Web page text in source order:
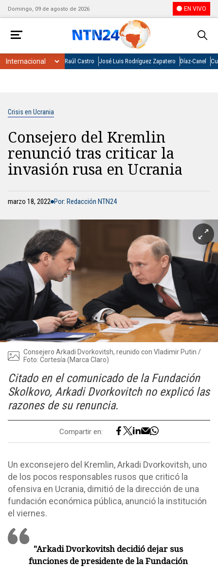
Domingo, 09 de agosto de 2026 EN VIVO
Raúl Castro José Luis Rodríguez Zapatero Díaz-Canel
Crisis en Ucrania
Consejero del Kremlin
renunció tras criticar la
invasión rusa en Ucrania
marzo 18, 2022 Por: Redacción NTN24
Consejero Arkadi Dvorkovitsh, reunido con Vladimir Putin /
Foto: Cortesía (Marca Claro)
Citado en el comunicado de la Fundación
Skolkovo, Arkadi Dvorkovitch no explicó las
razones de su renuncia.
Compartir en:
Un exconsejero del Kremlin, Arkadi Dvorkovitsh, uno
de los pocos responsables rusos que criticó la
ofensiva en Ucrania, dimitió de la dirección de una
fundación económica pública, anunció la institución
el viernes.
"Arkadi Dvorkovitsh decidió dejar sus
funciones de presidente de la Fundación